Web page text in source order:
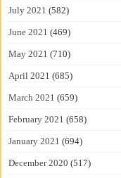
July 2021 (582)
June 2021 (469)
May 2021 (710)
April 2021 (685)
March 2021 (659)
February 2021 (658)
January 2021 (694)
December 2020 (517)